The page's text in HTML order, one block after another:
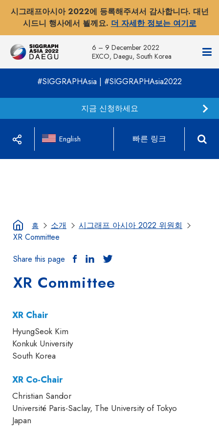
시그래프아시아 2022에 등록해주셔서 감사합니다. 대넌
시드니 행사에서 뵐께요. 더 자세한 정보는 여기로
#SIGGRAPHAsia | #SIGGRAPHAsia2022
지금 신청하세요
English 빠른 링크
6 – 9 December 2022
EXCO, Daegu, South Korea
홈 소개
시그래프 아시아 2022 위원회
XR Committee
Share this page
XR Committee
XR Chair
HyungSeok Kim
Konkuk University
South Korea
XR Co-Chair
Christian Sandor
Université Paris-Saclay, The University of Tokyo
Japan